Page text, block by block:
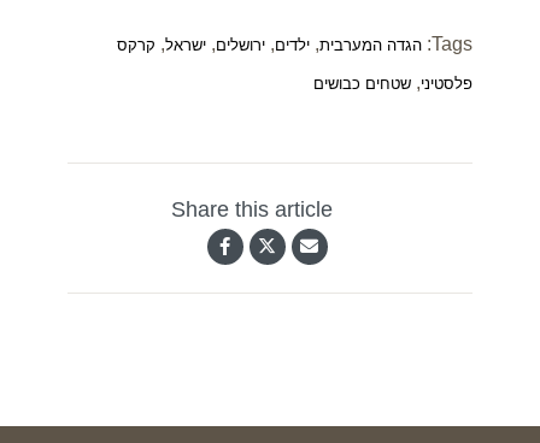
Tags: הגדה המערבית, ילדים, ירושלים, ישראל, קרקס
פלסטיני, שטחים כבושים
Share this article